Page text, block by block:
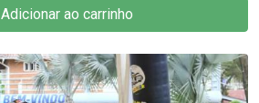
Adicionar ao carrinho